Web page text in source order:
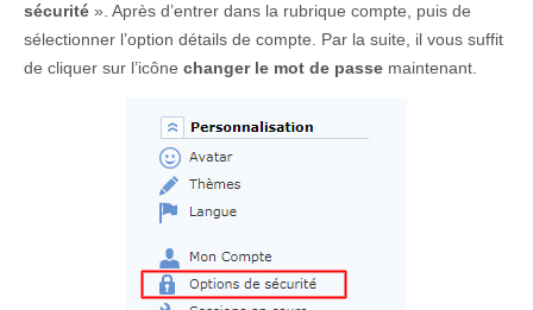
sécurité ». Après d’entrer dans la rubrique compte, puis de
sélectionner l’option détails de compte. Par la suite, il vous suffit
de cliquer sur l’icône changer le mot de passe maintenant.